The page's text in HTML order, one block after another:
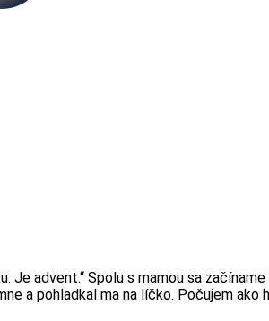
Je advent.“ Spolu s mamou sa
a pohladkal ma na líčko. Počujem